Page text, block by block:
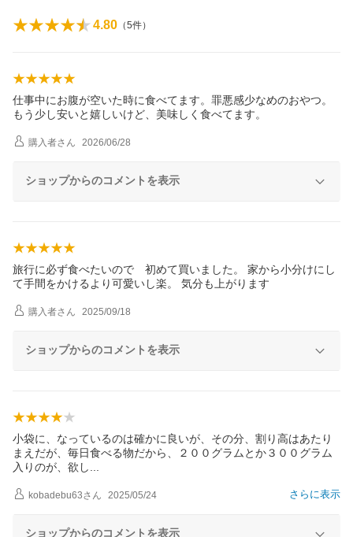
4.80 （5件）
仕事中にお腹が空いた時に食べてます。罪悪感少なめのおやつ。
もう少し安いと嬉しいけど、美味しく食べてます。
購入者さん 2026/06/28
ショップからのコメントを表示
旅行に必ず食べたいので 初めて買いました。 家から小分けにし
て手間をかけるより可愛いし楽。 気分も上がります
購入者さん 2025/09/18
ショップからのコメントを表示
小袋に、なっているのは確かに良いが、その分、割り高はあたり
まえだが、毎日食べる物だから、２００グラムとか３００グラム
入りのが、欲 し
さらに表示
kobadebu63さん 2025/05/24
ショップからのコメントを表示